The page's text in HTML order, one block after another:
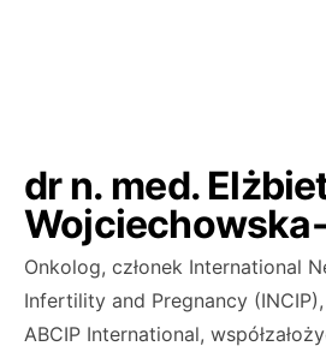
dr n. med.
Onkolog, członek International
Infertility and Pregnancy
ABCIP International,